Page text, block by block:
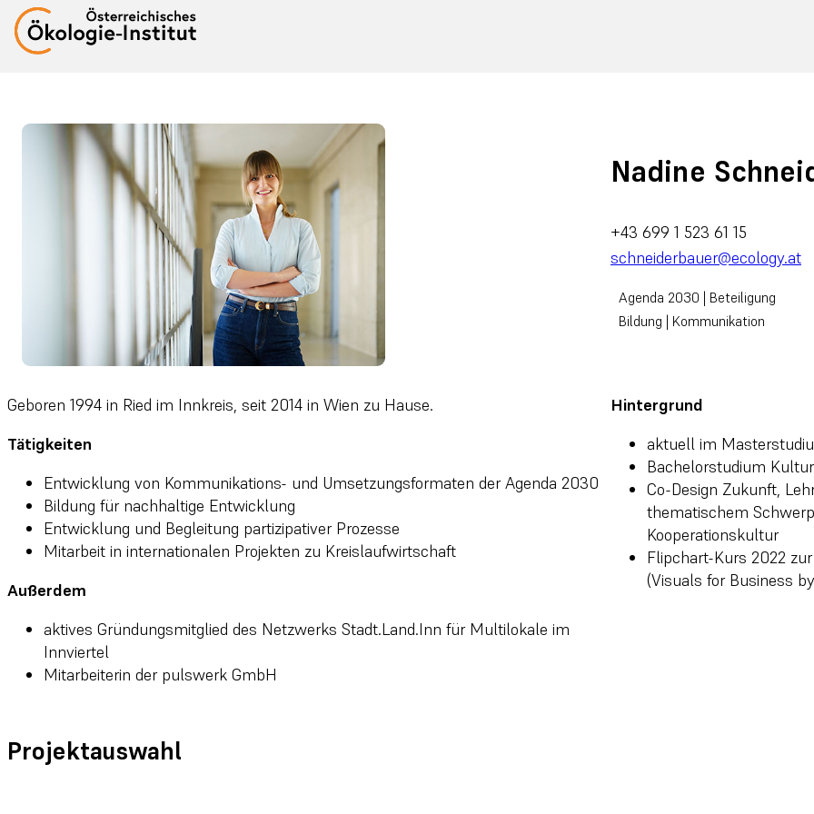
Nadine
+43 699 1 523 61 15
schneiderbauer@ecology.at
Agenda 2030 | Beteiligung
Bildung | Kommunikation
Geboren 1994 in Ried im Innkreis, seit 2014 in Wien zu Hause.
Tätigkeiten
Entwicklung von Kommunikations- und Umsetzungsformaten der Agenda 2030
Bildung für nachhaltige Entwicklung
Entwicklung und Begleitung partizipativer Prozesse
Mitarbeit in internationalen Projekten zu Kreislaufwirtschaft
Außerdem
aktives Gründungsmitglied des Netzwerks Stadt.Land.Inn für Multilokale im
Innviertel
Mitarbeiterin der pulswerk GmbH
Hintergrund
aktuell im
Bachelorstudium
Co-Design Zukunft,
thematischem
Kooperationskultur
Flipchart-Kurs 2022
(Visuals for Business
Projektauswahl